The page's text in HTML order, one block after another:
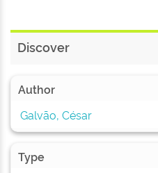
Discover
Author
Galvão, César
Type